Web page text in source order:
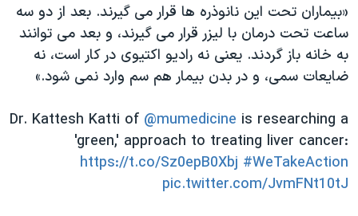
«بیماران تحت این نانوذره ها قرار می گیرند. بعد از دو سه
ساعت تحت درمان با لیزر قرار می گیرند، و بعد می توانند
به خانه باز گردند. یعنی نه رادیو اکتیوی در کار است، نه
ضایعات سمی، و در بدن بیمار هم سم وارد نمی شود.»
Dr. Kattesh Katti of @mumedicine is researching a
'green,' approach to treating liver cancer:
https://t.co/Sz0epB0Xbj #WeTakeAction
pic.twitter.com/JvmFNt10tJ